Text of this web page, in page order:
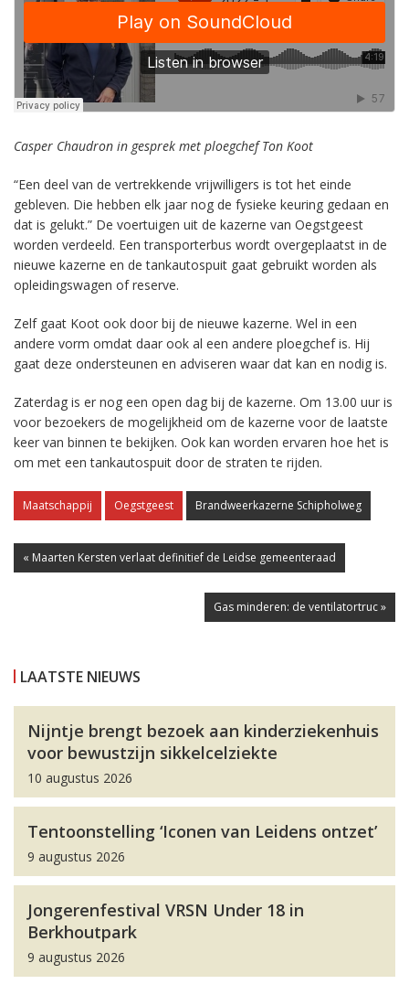
Casper Chaudron in gesprek met ploegchef Ton Koot
“Een deel van de vertrekkende vrijwilligers is tot het einde
gebleven. Die hebben elk jaar nog de fysieke keuring gedaan en
dat is gelukt.” De voertuigen uit de kazerne van Oegstgeest
worden verdeeld. Een transporterbus wordt overgeplaatst in de
nieuwe kazerne en de tankautospuit gaat gebruikt worden als
opleidingswagen of reserve.
Zelf gaat Koot ook door bij de nieuwe kazerne. Wel in een
andere vorm omdat daar ook al een andere ploegchef is. Hij
gaat deze ondersteunen en adviseren waar dat kan en nodig is.
Zaterdag is er nog een open dag bij de kazerne. Om 13.00 uur is
voor bezoekers de mogelijkheid om de kazerne voor de laatste
keer van binnen te bekijken. Ook kan worden ervaren hoe het is
om met een tankautospuit door de straten te rijden.
Maatschappij Oegstgeest Brandweerkazerne Schipholweg
« Maarten Kersten verlaat definitief de Leidse gemeenteraad
Gas minderen: de ventilatortruc »
LAATSTE NIEUWS
Nijntje brengt bezoek aan kinderziekenhuis
voor bewustzijn sikkelcelziekte
10 augustus 2026
Tentoonstelling ‘Iconen van Leidens ontzet’
9 augustus 2026
Jongerenfestival VRSN Under 18 in
Berkhoutpark
9 augustus 2026